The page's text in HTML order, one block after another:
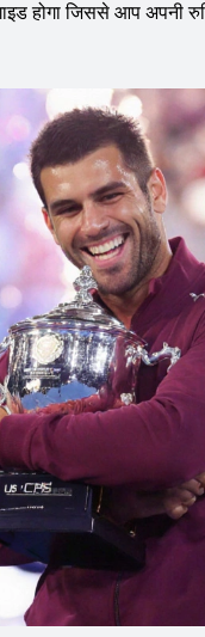
होगा जिससे आप अपनी